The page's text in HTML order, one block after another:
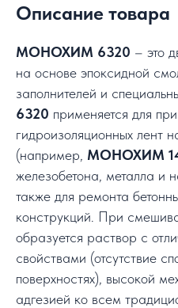
Описание товара
МОНОХИМ 6320 – это
на основе эпоксидной
заполнителей и
6320 применяется для
гидроизоляционных лент
(например, МОНОХИМ
железобетона, металла и
также для ремонта
конструкций. При
образуется раствор с
свойствами (отсутствие
поверхностях), высокой
адгезией ко всем